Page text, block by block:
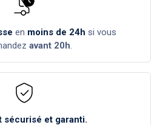
en moins de 24h si vous
avant 20h.
sécurisé et garanti.